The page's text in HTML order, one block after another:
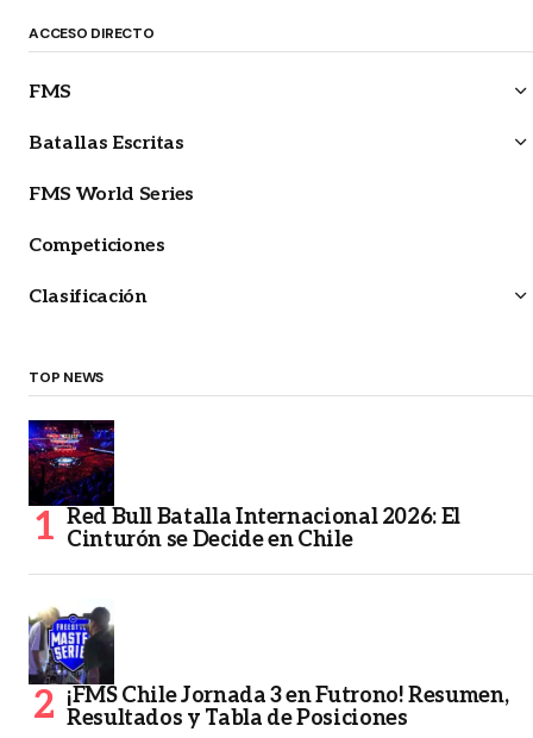
ACCESO DIRECTO
FMS
Batallas Escritas
FMS World Series
Competiciones
Clasificación
TOP NEWS
Red Bull Batalla Internacional 2026: El
Cinturón se Decide en Chile
¡FMS Chile Jornada 3 en Futrono! Resumen,
Resultados y Tabla de Posiciones